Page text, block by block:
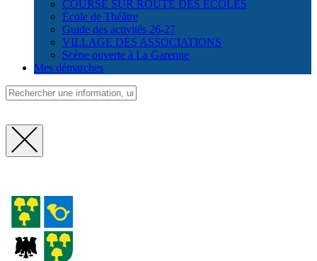
COURSE SUR ROUTE DES ÉCOLES
École de Théâtre
Guide des activités 26-27
VILLAGE DES ASSOCIATIONS
Scène ouverte à La Garenne
Mes démarches
Fermer